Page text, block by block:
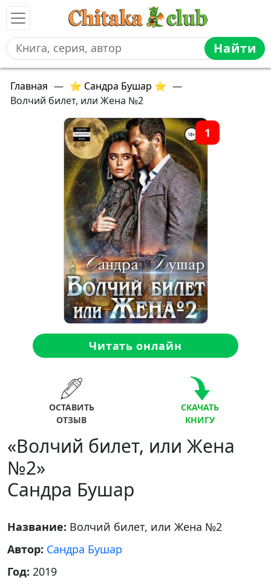
Найти
Главная — ⭐ Сандра Бушар ⭐ —
Волчий билет, или Жена №2
1
Читать онлайн
ОСТАВИТЬ
ОТЗЫВ
СКАЧАТЬ
КНИГУ
«Волчий билет, или Жена
№2»
Сандра Бушар
Название: Волчий билет, или Жена №2
Автор: Сандра Бушар
Год: 2019